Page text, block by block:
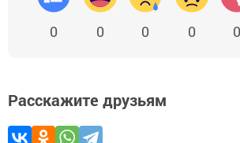
0 0 0 0 0
Расскажите друзьям